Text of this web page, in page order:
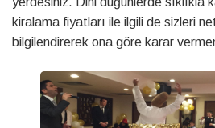
kiralama fiyatları ile ilgili de sizleri
bilgilendirerek ona göre karar